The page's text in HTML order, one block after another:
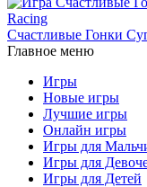
Счастливые Гонки
Главное меню
Игры
Новые игры
Лучшие игры
Онлайн игры
Игры для
Игры для
Игры для Детей